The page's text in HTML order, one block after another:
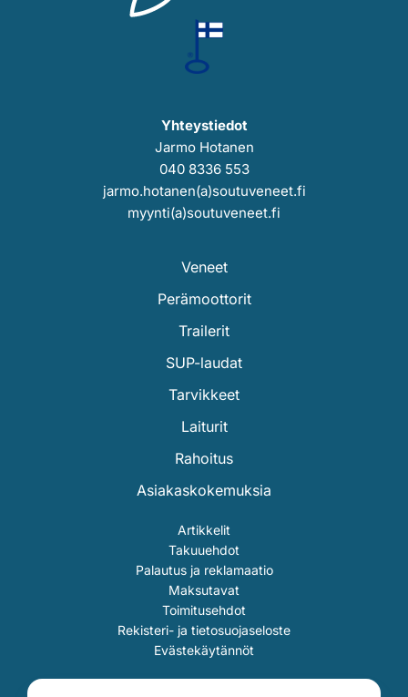
Yhteystiedot
Jarmo Hotanen
040 8336 553
jarmo.hotanen(a)soutuveneet.fi
myynti(a)soutuveneet.fi
Veneet
Perämoottorit
Trailerit
SUP-laudat
Tarvikkeet
Laiturit
Rahoitus
Asiakaskokemuksia
Artikkelit
Takuuehdot
Palautus ja reklamaatio
Maksutavat
Toimitusehdot
Rekisteri- ja tietosuojaseloste
Evästekäytännöt